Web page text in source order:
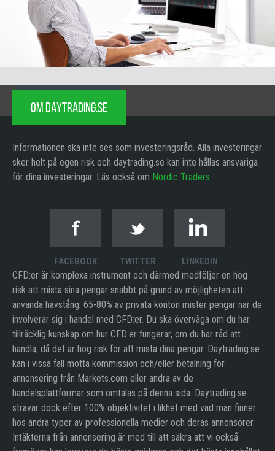
OM DAYTRADING.SE
Informationen ska inte ses som investeringsråd. Alla investeringar
sker helt på egen risk och daytrading.se kan inte hållas ansvariga
för dina investeringar. Läs också om Nordic Traders.
FACEBOOK TWITTER LINKEDIN
CFD:er är komplexa instrument och därmed medföljer en hög
risk att mista sina pengar snabbt på grund av möjligheten att
använda hävstång. 65-80% av privata konton mister pengar när de
involverar sig i handel med CFD:er. Du ska överväga om du har
tillräcklig kunskap om hur CFD:er fungerar, om du har råd att
handla, då det är hög risk för att mista dina pengar. Daytrading.se
kan i vissa fall motta kommission och/eller betalning för
annonsering från Markets.com eller andra av de
handelsplattformar som omtalas på denna sida. Daytrading.se
strävar dock efter 100% objektivitet i likhet med vad man finner
hos andra typer av professionella medier och deras annonsörer.
Intäkterna från annonsering är med till att säkra att vi också